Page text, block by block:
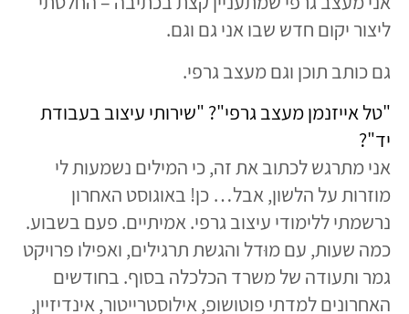
ליצור יקום חדש שבו אני גם וגם.
גם כותב תוכן וגם מעצב גרפי.
"טל אייזנמן מעצב גרפי"? "שירותי עיצוב בעבודת
יד"?
אני מתרגש לכתוב את זה, כי המילים נשמעות לי
מוזרות על הלשון, אבל… כן! באוגוסט האחרון
נרשמתי ללימודי עיצוב גרפי. אמיתיים. פעם בשבוע.
כמה שעות, עם מוּדל והגשת תרגילים, ואפילו פרויקט
גמר ותעודה של משרד הכלכלה בסוף. בחודשים
האחרונים למדתי פוטושופ, אילוסטרייטור, אינדיזיין,